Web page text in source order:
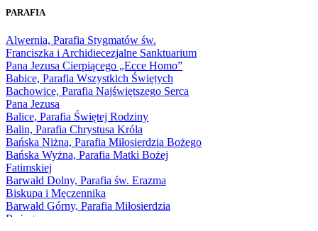
1966
1968
1969
1970
1971
1972
1973
1974
1975
1976
1977
1978
1979
1980
1981
PARAFIA
Alwernia, Parafia Stygmatów św.
Franciszka i Archidiecezjalne Sanktuarium
Pana Jezusa Cierpiącego „Ecce Homo”
Babice, Parafia Wszystkich Świętych
Bachowice, Parafia Najświętszego Serca
Pana Jezusa
Balice, Parafia Świętej Rodziny
Balin, Parafia Chrystusa Króla
Bańska Niżna, Parafia Miłosierdzia Bożego
Bańska Wyżna, Parafia Matki Bożej
Fatimskiej
Barwałd Dolny, Parafia św. Erazma
Biskupa i Męczennika
Barwałd Górny, Parafia Miłosierdzia
Bożego